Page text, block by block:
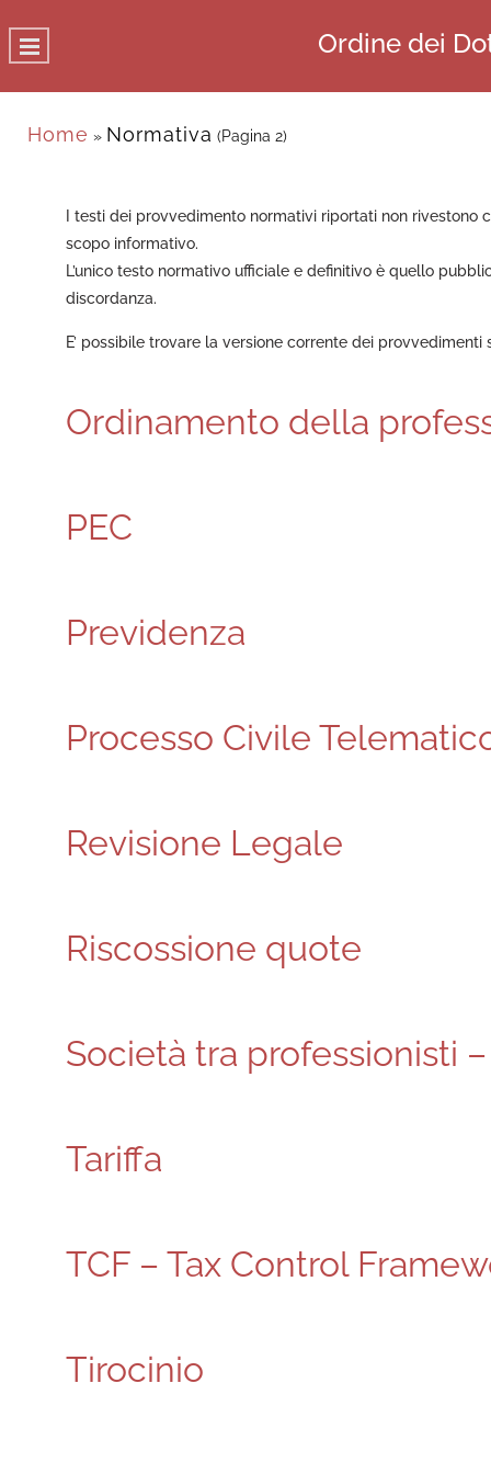
Ordine dei
Home » Normativa (Pagina 2)
I testi dei provvedimento normativi riportati non
scopo informativo.
L’unico testo normativo ufficiale e definitivo è quello
discordanza.
E’ possibile trovare la versione corrente dei
Ordinamento della
PEC
Previdenza
Processo Civile
Revisione Legale
Riscossione quote
Società tra professionisti –
Tariffa
TCF – Tax Control
Tirocinio